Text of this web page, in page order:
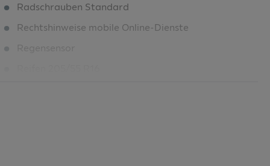
Radschrauben Standard
Rechtshinweise mobile Online-Dienste